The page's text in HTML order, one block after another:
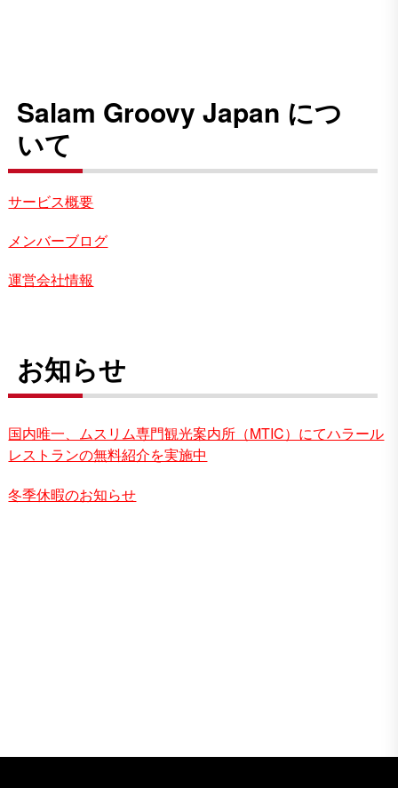
Salam Groovy Japan につ
いて
サービス概要
メンバーブログ
運営会社情報
お知らせ
国内唯一、ムスリム専門観光案内所（MTIC）にてハラール
レストランの無料紹介を実施中
冬季休暇のお知らせ